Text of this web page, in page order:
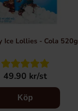
Ice Lollies - Cola 520g
49.90 kr/st
Köp